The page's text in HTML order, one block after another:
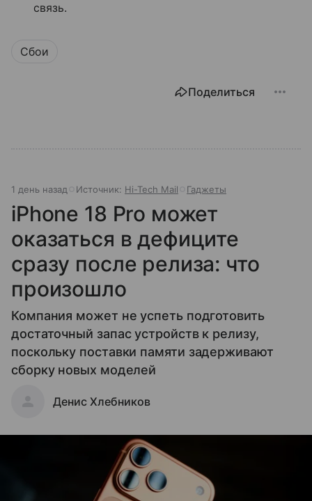
связь.
Сбои
Поделиться
1 день назад Источник: Hi-Tech Mail Гаджеты
iPhone 18 Pro может
оказаться в дефиците
сразу после релиза: что
произошло
Компания может не успеть подготовить
достаточный запас устройств к релизу,
поскольку поставки памяти задерживают
сборку новых моделей
Денис Хлебников